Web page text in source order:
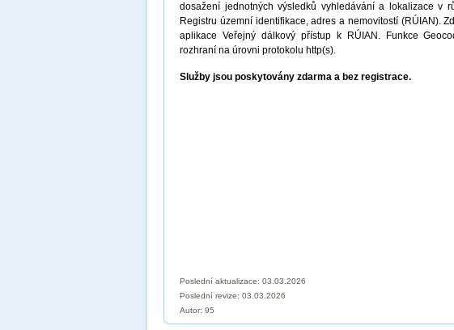
dosažení jednotných výsledků vyhledávání a lokalizace v
Registru územní identifikace, adres a nemovitostí (RÚIAN).
aplikace Veřejný dálkový přístup k RÚIAN. Funkce
rozhraní na úrovni protokolu http(s).
Služby jsou poskytovány zdarma a bez registrace.
Poslední aktualizace: 03.03.2026
Poslední revize: 03.03.2026
Autor: 95